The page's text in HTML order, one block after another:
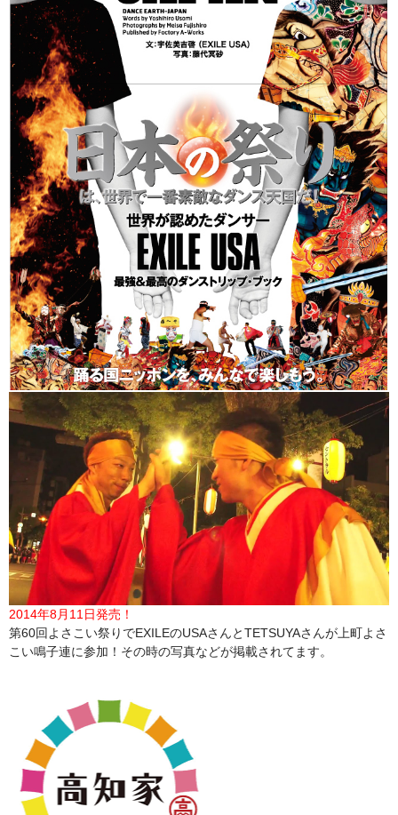
2014年8月11日発売！
第60回よさこい祭りでEXILEのUSAさんとTETSUYAさんが上町よさ
こい鳴子連に参加！その時の写真などが掲載されてます。